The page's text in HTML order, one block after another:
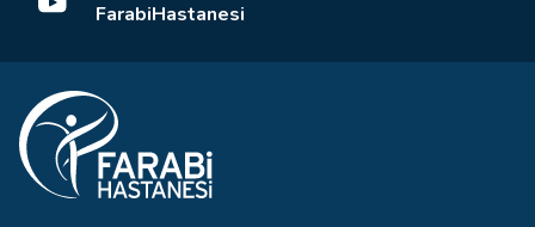
FarabiHastanesi